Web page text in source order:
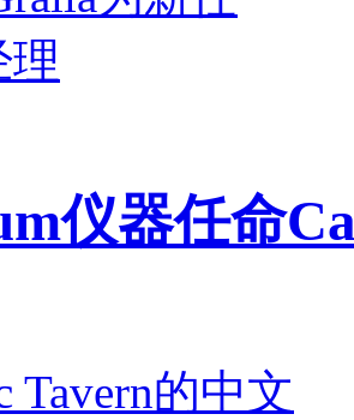
仪器任命